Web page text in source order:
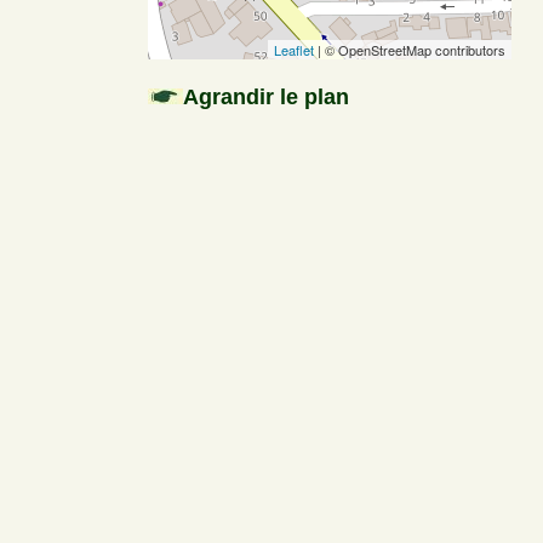
Leaflet | © OpenStreetMap contributors
Agrandir le plan